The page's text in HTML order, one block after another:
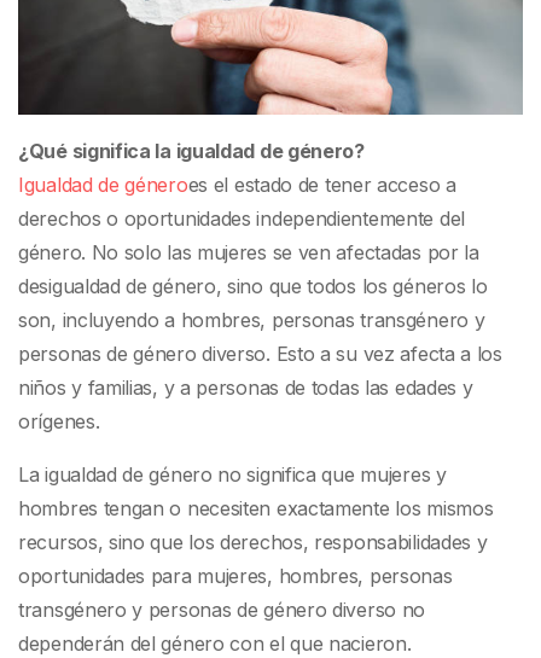
¿Qué significa la igualdad de género?
Igualdad de géneroes el estado de tener acceso a
derechos o oportunidades independientemente del
género. No solo las mujeres se ven afectadas por la
desigualdad de género, sino que todos los géneros lo
son, incluyendo a hombres, personas transgénero y
personas de género diverso. Esto a su vez afecta a los
niños y familias, y a personas de todas las edades y
orígenes.
La igualdad de género no significa que mujeres y
hombres tengan o necesiten exactamente los mismos
recursos, sino que los derechos, responsabilidades y
oportunidades para mujeres, hombres, personas
transgénero y personas de género diverso no
dependerán del género con el que nacieron.